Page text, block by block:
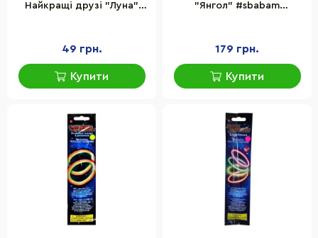
Найкращі друзі "Луна"
49 грн.
Купити
"Янгол" #sbabam
179 грн.
Купити